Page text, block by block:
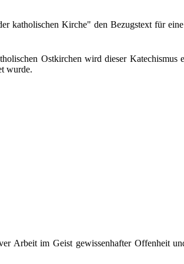
katholischen Kirche" den Bezugstext für
Ostkirchen wird dieser Katechismus
wurde.
Arbeit im Geist gewissenhafter Offenheit